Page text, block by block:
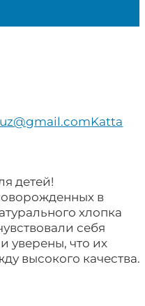
Katta
детей!
в
хлопка
себя
уверены, что их
высокого качества.